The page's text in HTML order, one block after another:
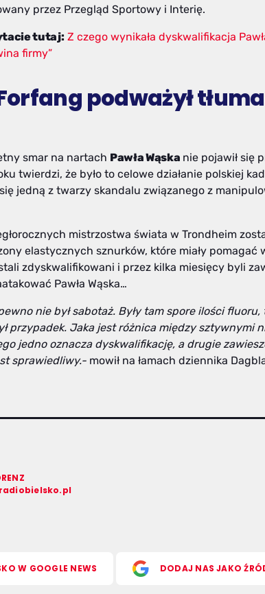
przez Przegląd Sportowy i Interię.
tutaj: Z czego wynikała dyskwalifikacja
firmy”
podważył
smar na nartach Pawła Wąska nie pojawił się
twierdzi, że było to celowe działanie polskiej
jedną z twarzy skandalu związanego z
mistrzostwa świata w Trondheim
elastycznych sznurków, które miały pomagać
zdyskwalifikowani i przez kilka miesięcy byli
Pawła Wąska…
nie był sabotaż. Były tam spore ilości fluoru,
przypadek. Jaka jest różnica między sztywnymi
jedno oznacza dyskwalifikację, a drugie
sprawiedliwy.- mowił na łamach dziennika
W GOOGLE NEWS DODAJ NAS JAKO